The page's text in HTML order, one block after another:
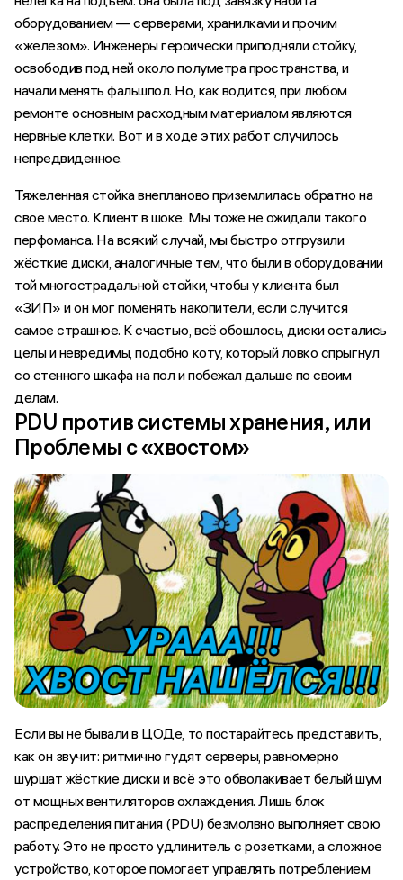
оборудованием — серверами, хранилками и прочим
«железом». Инженеры героически приподняли стойку,
освободив под ней около полуметра пространства, и
начали менять фальшпол. Но, как водится, при любом
ремонте основным расходным материалом являются
нервные клетки. Вот и в ходе этих работ случилось
непредвиденное.
Тяжеленная стойка внепланово приземлилась обратно на
свое место. Клиент в шоке. Мы тоже не ожидали такого
перфоманса. На всякий случай, мы быстро отгрузили
жёсткие диски, аналогичные тем, что были в оборудовании
той многострадальной стойки, чтобы у клиента был
«ЗИП» и он мог поменять накопители, если случится
самое страшное. К счастью, всё обошлось, диски остались
целы и невредимы, подобно коту, который ловко спрыгнул
со стенного шкафа на пол и побежал дальше по своим
делам.
PDU против системы хранения, или
Проблемы с «хвостом»
Если вы не бывали в ЦОДе, то постарайтесь представить,
как он звучит: ритмично гудят серверы, равномерно
шуршат жёсткие диски и всё это обволакивает белый шум
от мощных вентиляторов охлаждения. Лишь блок
распределения питания (PDU) безмолвно выполняет свою
работу. Это не просто удлинитель с розетками, а сложное
устройство, которое помогает управлять потреблением